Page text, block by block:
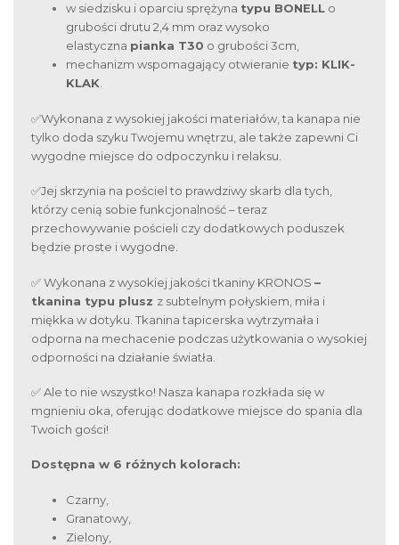
w siedzisku i oparciu sprężyna typu BONELL o
grubości drutu 2,4 mm oraz wysoko
elastyczna pianka T30 o grubości 3cm,
mechanizm wspomagający otwieranie typ: KLIK-
KLAK.
✅Wykonana z wysokiej jakości materiałów, ta kanapa nie
tylko doda szyku Twojemu wnętrzu, ale także zapewni Ci
wygodne miejsce do odpoczynku i relaksu.
✅Jej skrzynia na pościel to prawdziwy skarb dla tych,
którzy cenią sobie funkcjonalność – teraz
przechowywanie pościeli czy dodatkowych poduszek
będzie proste i wygodne.
✅ Wykonana z wysokiej jakości tkaniny KRONOS –
tkanina typu plusz z subtelnym połyskiem, miła i
miękka w dotyku. Tkanina tapicerska wytrzymała i
odporna na mechacenie podczas użytkowania o wysokiej
odporności na działanie światła.
✅ Ale to nie wszystko! Nasza kanapa rozkłada się w
mgnieniu oka, oferując dodatkowe miejsce do spania dla
Twoich gości!
Dostępna w 6 różnych kolorach:
Czarny,
Granatowy,
Zielony,